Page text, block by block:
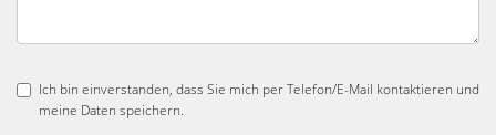
Ich bin einverstanden, dass Sie mich per Telefon/E-Mail kontaktieren und
meine Daten speichern.